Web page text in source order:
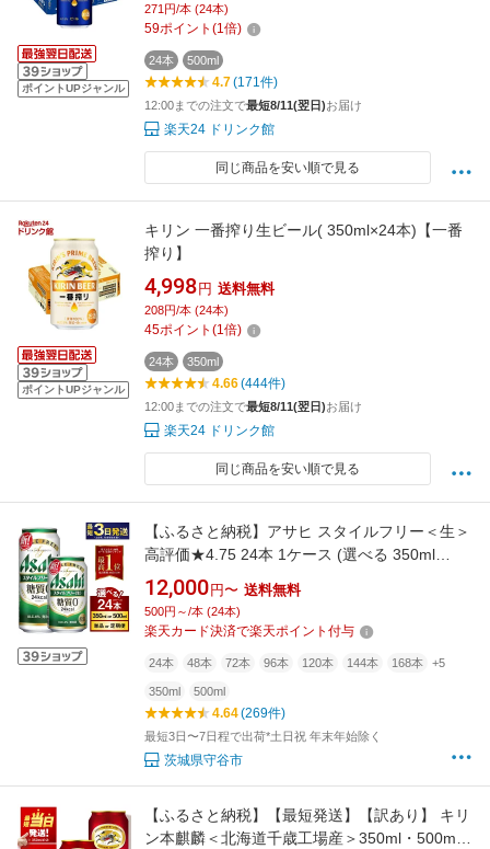
ポイントUPジャンル
271円/本 (24本)
59ポイント (1倍)
24本 500ml
4.7(171件)
12:00までの注文で最短8/11(翌日)お届け
楽天24 ドリンク館
同じ商品を安い順で見る
ポイントUPジャンル
キリン 一番搾り生ビール( 350ml×24本)【一番
搾り】
4,998 円 送料無料
208円/本 (24本)
45ポイント (1倍)
24本 350ml
4.66(444件)
12:00までの注文で最短8/11(翌日)お届け
楽天24 ドリンク館
同じ商品を安い順で見る
【ふるさと納税】アサヒ スタイルフリー＜生＞
高評価★4.75 24本 1ケース (選べる 350ml
500ml / 単品 2ヶ月定期便 ～ 12ヶ月定期便) | 最
短3日発送 ビール 発泡酒 酒 お酒 アルコール 糖
質ゼロ 糖質 糖質制限 アサヒビール stylefree 24
12,000 円〜 送料無料
500円～/本 (24本)
楽天カード決済で楽天ポイント付与
24本 48本 72本 96本 120本 144本 168本 +5
350ml 500ml
4.64(269件)
最短3日〜7日程で出荷*土日祝 年末年始除く
茨城県守谷市
【ふるさと納税】【最短発送】【訳あり】 キリ
ン本麒麟＜北海道千歳工場産＞350ml・500ml